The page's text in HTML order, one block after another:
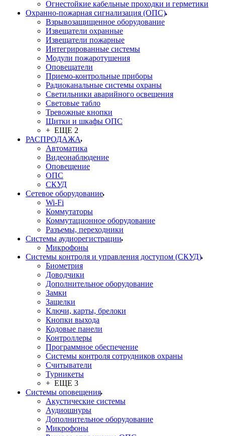
Огнестойкие кабельные проходки и герметики
Охранно-пожарная сигнализация (ОПС)
Взрывозащищенное оборудование
Извещатели охранные
Извещатели пожарные
Интегрированные системы
Модули пожаротушения
Оповещатели
Приемо-контрольные приборы
Радиоканальные системы охраны
Светильники аварийного освещения
Световые табло
Тревожные кнопки
Щитки и шкафы ОПС
+ ЕЩЕ 2
РАСПРОДАЖА
Автоматика
Видеонаблюдение
Оповещение
ОПС
СКУД
Сетевое оборудование
Wi-Fi
Коммутаторы
Коммутационное оборудование
Разъемы, переходники
Системы аудиорегистрации
Микрофоны
Системы контроля и управления доступом (СКУД)
Биометрия
Доводчики
Дополнительное оборудование
Замки
Защелки
Ключи, карты, брелоки
Кнопки выхода
Кодовые панели
Контроллеры
Программное обеспечение
Системы контроля сотрудников охраны
Считыватели
Турникеты
+ ЕЩЕ 3
Системы оповещения
Акустические системы
Аудиошнуры
Дополнительное оборудование
Микрофоны